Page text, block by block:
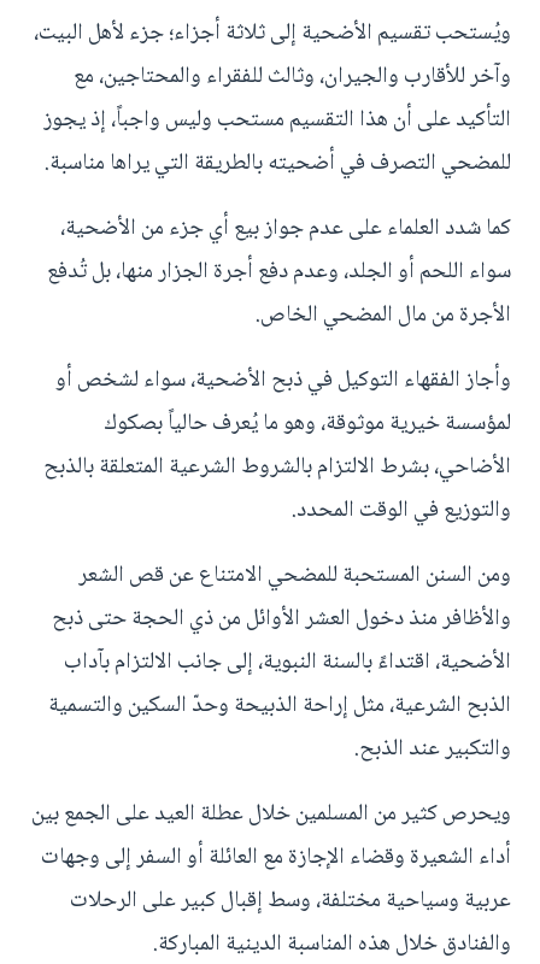
ويُستحب تقسيم الأضحية إلى ثلاثة أجزاء؛ جزء لأهل البيت،
وآخر للأقارب والجيران، وثالث للفقراء والمحتاجين، مع
التأكيد على أن هذا التقسيم مستحب وليس واجباً، إذ يجوز
للمضحي التصرف في أضحيته بالطريقة التي يراها مناسبة.
كما شدد العلماء على عدم جواز بيع أي جزء من الأضحية،
سواء اللحم أو الجلد، وعدم دفع أجرة الجزار منها، بل تُدفع
الأجرة من مال المضحي الخاص.
وأجاز الفقهاء التوكيل في ذبح الأضحية، سواء لشخص أو
لمؤسسة خيرية موثوقة، وهو ما يُعرف حالياً بصكوك
الأضاحي، بشرط الالتزام بالشروط الشرعية المتعلقة بالذبح
والتوزيع في الوقت المحدد.
ومن السنن المستحبة للمضحي الامتناع عن قص الشعر
والأظافر منذ دخول العشر الأوائل من ذي الحجة حتى ذبح
الأضحية، اقتداءً بالسنة النبوية، إلى جانب الالتزام بآداب
الذبح الشرعية، مثل إراحة الذبيحة وحدّ السكين والتسمية
والتكبير عند الذبح.
ويحرص كثير من المسلمين خلال عطلة العيد على الجمع بين
أداء الشعيرة وقضاء الإجازة مع العائلة أو السفر إلى وجهات
عربية وسياحية مختلفة، وسط إقبال كبير على الرحلات
والفنادق خلال هذه المناسبة الدينية المباركة.